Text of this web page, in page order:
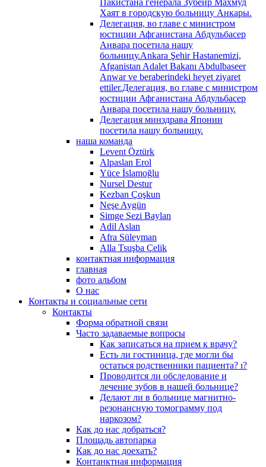
Хаят в городскую больницу Анкары.
Делегация, во главе с министром
юстиции Афганистана Абдульбасер
Анвара посетила нашу
больницу.Ankara Şehir Hastanemizi,
Afganistan Adalet Bakanı Abdulbaseer
Anwar ve beraberindeki heyet ziyaret
ettiler.Делегация, во главе с министром
юстиции Афганистана Абдульбасер
Анвара посетила нашу больницу.
Делегация минздрава Японии
посетила нашу больницу.
наша команда
Levent Öztürk
Alpaslan Erol
Yüce İslamoğlu
Nursel Destur
Kezban Çoşkun
Neşe Aygün
Simge Sezi Baylan
Adil Aslan
Afra Süleyman
Alla Tsuşba Çelik
контактная информация
главная
фото альбом
О нас
Контакты и социальные сети
Контакты
Форма обратной связи
Часто задаваемые вопросы
Как записаться на прием к врачу?
Есть ли гостиница, где могли бы
остаться родственники пациента? ı?
Проводится ли обследование и
лечение зубов в нашей больнице?
Делают ли в больнице магнитно-
резонансную томограмму под
наркозом?
Как до нас добраться?
Площадь автопарка
Как до нас доехать?
Контанктная информация